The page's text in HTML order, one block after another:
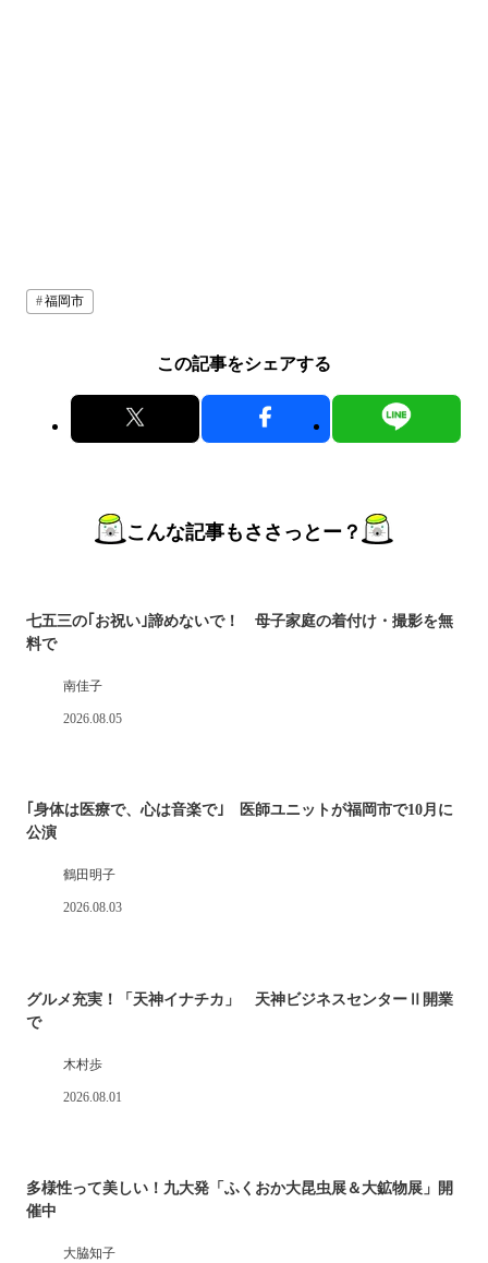
福岡市
この記事をシェアする
こんな記事もささっとー？
七五三の｢お祝い｣諦めないで！ 母子家庭の着付け・撮影を無
料で
南佳子
2026.08.05
｢身体は医療で、心は音楽で｣ 医師ユニットが福岡市で10月に
公演
鶴田明子
2026.08.03
グルメ充実！「天神イナチカ」 天神ビジネスセンターⅡ開業
で
木村歩
2026.08.01
多様性って美しい！九大発「ふくおか大昆虫展＆大鉱物展」開
催中
大脇知子